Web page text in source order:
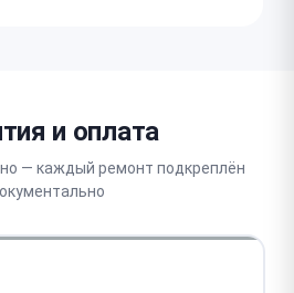
и оплата
— каждый ремонт подкреплён